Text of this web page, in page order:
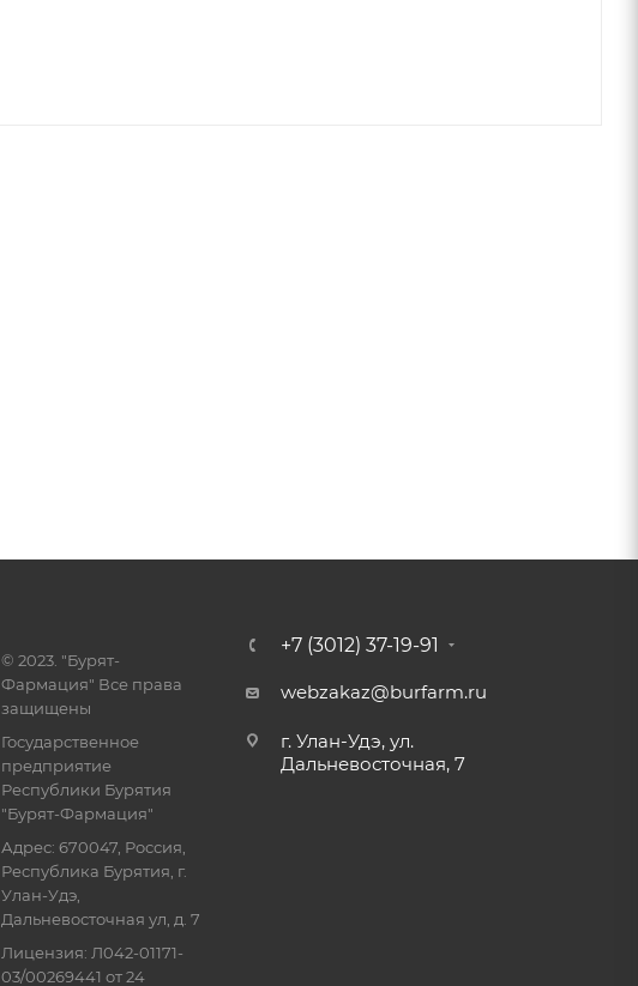
© 2023. "Бурят-
Фармация" Все права
защищены
Государственное
предприятие
Республики Бурятия
"Бурят-Фармация"
Адрес: 670047, Россия,
Республика Бурятия, г.
Улан-Удэ,
Дальневосточная ул, д. 7
Лицензия: Л042-01171-
03/00269441 от 24
+7 (3012) 37-19-91
webzakaz@burfarm.ru
г. Улан-Удэ, ул.
Дальневосточная, 7